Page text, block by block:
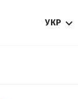
УКР